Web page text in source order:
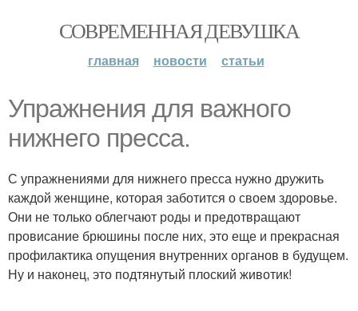
СОВРЕМЕННАЯ ДЕВУШКА
главная новости статьи
Упражнения для важного
нижнего пресса.
С упражнениями для нижнего пресса нужно дружить
каждой женщине, которая заботится о своем здоровье.
Они не только облегчают роды и предотвращают
провисание брюшины после них, это еще и прекрасная
профилактика опущения внутренних органов в будущем.
Ну и наконец, это подтянутый плоский животик!